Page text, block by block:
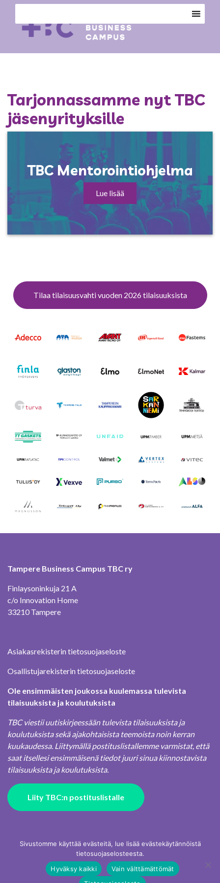
Tarjonnassamme nyt TBC
jäsenyrityksille
TBC Mentorointiohjelma
Lue lisää
Tilaa tilaisuusvahti vuoden 2026 tilaisuuksista
Tampere Business Campus TBC ry
Finlaysoninkuja 21 A
c/o Innovation Home
33210 Tampere
Asiakasrekisterin tietosuojaseloste
Osallistujarekisterin tietosuojaseloste
Ole ensimmäisten joukossa kuulemassa tulevista
tilaisuuksista ja koulutuksista
TBC viestii uutiskirjeessään tulevista tilaisuuksista ja
koulutuksista sekä ajakohtaisista teemoista noin kerran
kuukaudessa. Liittymällä postituslistallemme varmistat, että
saat itsellesi ensimmäisenä tiedot juuri sinua kiinnostavista
tilaisuuksista ja koulutuksista.
Liity TBC:n postituslistalle
Sivustomme käyttää evästeitä, lue lisää evästekäytännöistä
tietosuojaselosteesta.
Hyväksy kaikki
Vain välttämättömät